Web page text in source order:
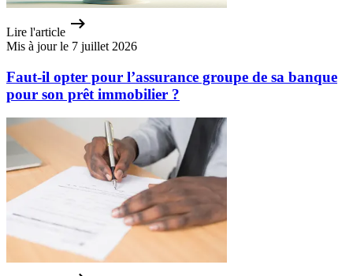
Lire l'article
Mis à jour le 7 juillet 2026
Faut-il opter pour l’assurance groupe de sa banque
pour son prêt immobilier ?